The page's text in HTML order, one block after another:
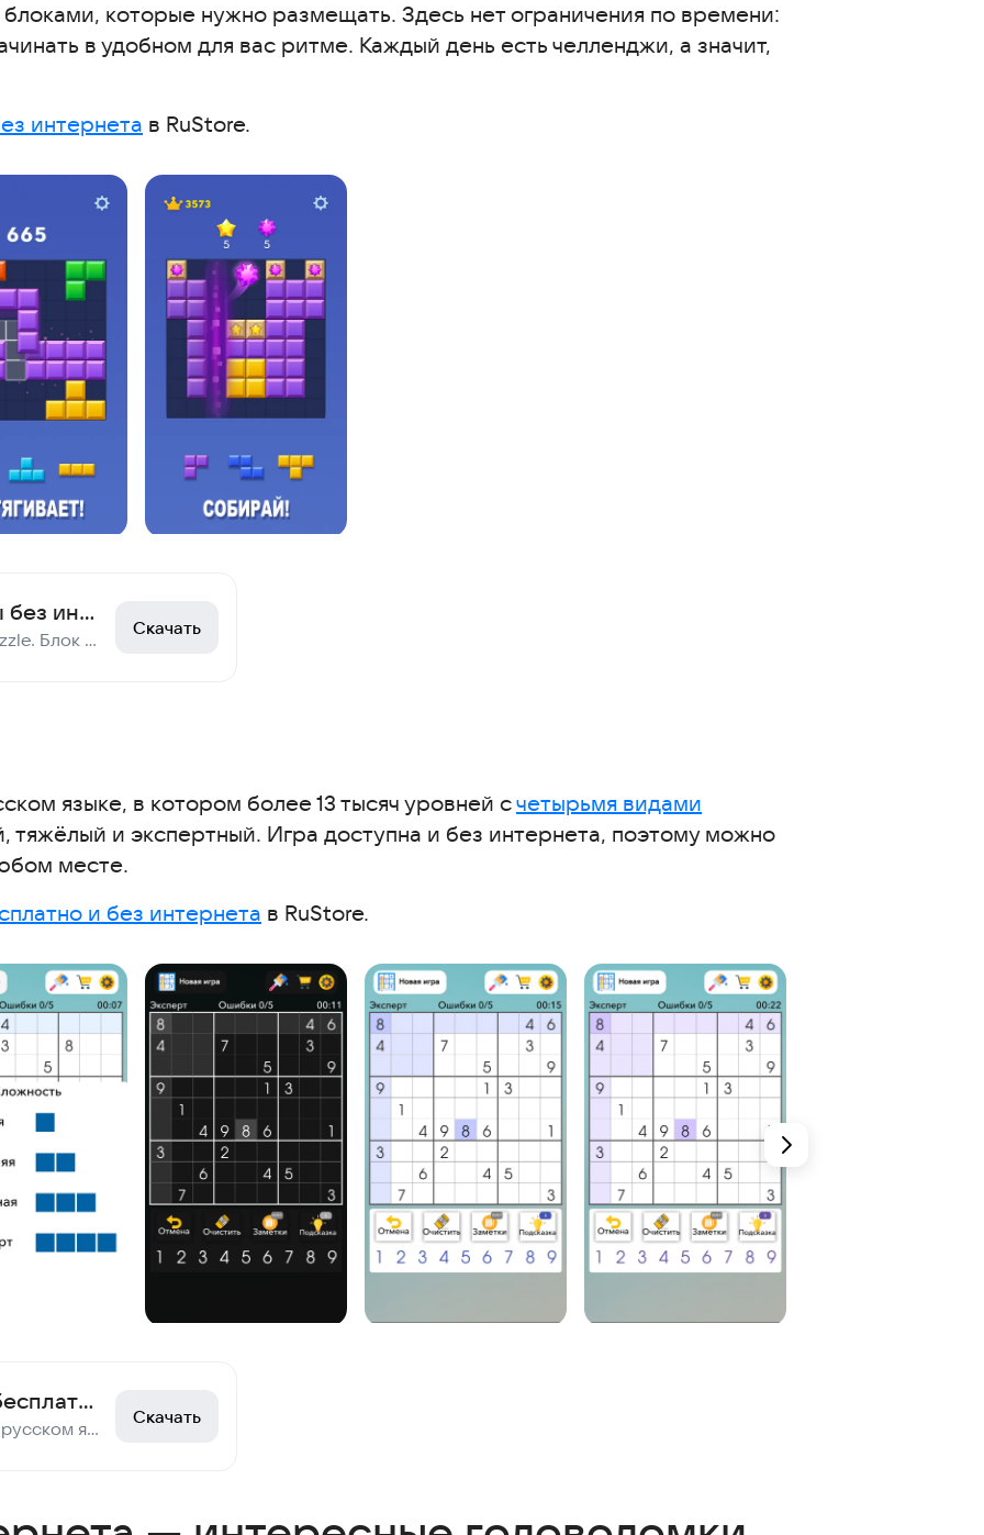
блоками, которые нужно размещать. Здесь нет ограничения по времени:
в удобном для вас ритме. Каждый день есть челленджи, а значит,
интернета в RuStore.
Блок бласт - игры без интернета
Тетрис Пазл. Block Puzzle. Блок Пазл.тетрис бесплатно. головоломки. Пазлы игры.
Скачать
языке, в котором более 13 тысяч уровней счетырьмя видами
тяжёлый и экспертный. Игра доступна и без интернета, поэтому можно
месте.
и без интернета в RuStore.
Судоку - играть бесплатно и без интернета
Судоку бесплатно на русском языке и без интернета! Головоломка для ума и отдыха.
Скачать